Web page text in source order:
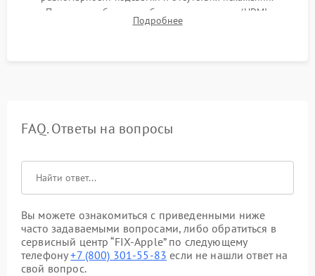
Проверка работоспособности всех портов (HDMI,
DisplayPort, VGA) и кнопок управления под нагрузкой в
Подробнее
FAQ. Ответы на вопросы
Вы можете ознакомиться с приведенными ниже
часто задаваемыми вопросами, либо обратиться в
сервисный центр “FIX-Apple” по следующему
телефону+7 (800) 301-55-83 если не нашли ответ на
свой вопрос.